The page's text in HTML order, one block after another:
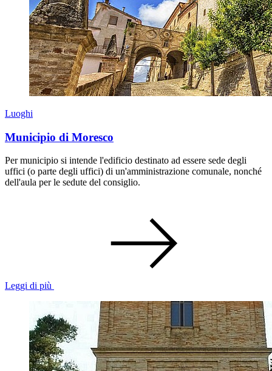
Luoghi
Municipio di Moresco
Per municipio si intende l'edificio destinato ad essere sede degli
uffici (o parte degli uffici) di un'amministrazione comunale, nonché
dell'aula per le sedute del consiglio.
Leggi di più